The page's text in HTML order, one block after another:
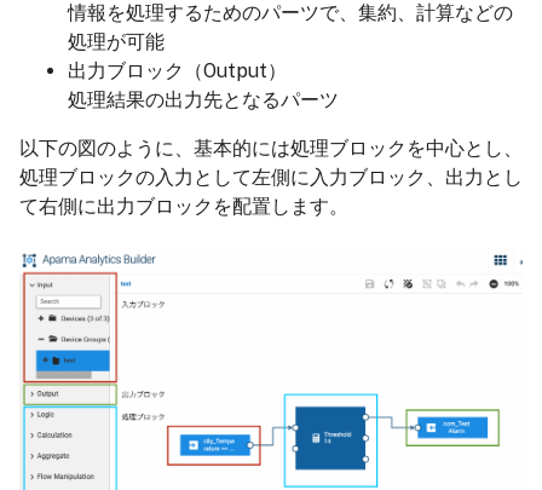
情報を処理するためのパーツで、集約、計算などの
処理が可能
出力ブロック（Output）
処理結果の出力先となるパーツ
以下の図のように、基本的には処理ブロックを中心とし、
処理ブロックの入力として左側に入力ブロック、出力とし
て右側に出力ブロックを配置します。